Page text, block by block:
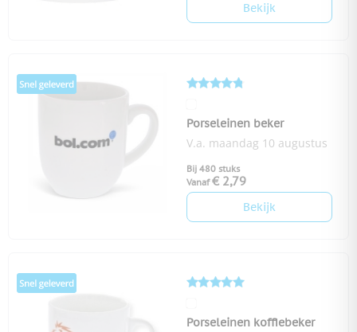
Bekijk
Porseleinen beker
V.a. maandag 10 augustus
Bij 480 stuks
Vanaf € 2,79
Bekijk
Porseleinen koffiebeker